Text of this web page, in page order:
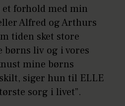
et forhold med min
Alfred og Arthurs
tiden sket store
liv og i vores
mine børns
siger hun til ELLE
sorg i livet”.